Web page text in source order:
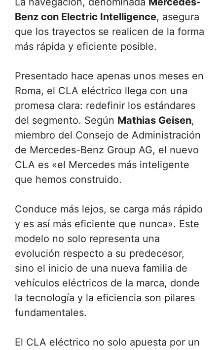
Benz con Electric Intelligence, asegura
que los trayectos se realicen de la forma
más rápida y eficiente posible.
Presentado hace apenas unos meses en
Roma, el CLA eléctrico llega con una
promesa clara: redefinir los estándares
del segmento. Según Mathias Geisen,
miembro del Consejo de Administración
de Mercedes-Benz Group AG, el nuevo
CLA es «el Mercedes más inteligente
que hemos construido.
Conduce más lejos, se carga más rápido
y es así más eficiente que nunca». Este
modelo no solo representa una
evolución respecto a su predecesor,
sino el inicio de una nueva familia de
vehículos eléctricos de la marca, donde
la tecnología y la eficiencia son pilares
fundamentales.
El CLA eléctrico no solo apuesta por un